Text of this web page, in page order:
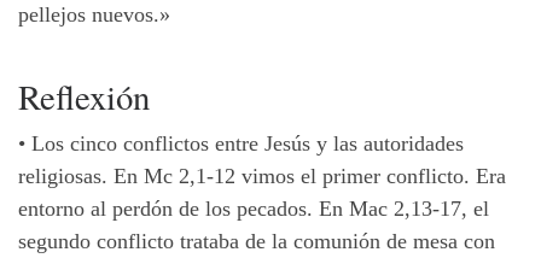
pellejos nuevos.»
Reflexión
• Los cinco conflictos entre Jesús y las autoridades
religiosas. En Mc 2,1-12 vimos el primer conflicto. Era
entorno al perdón de los pecados. En Mac 2,13-17, el
segundo conflicto trataba de la comunión de mesa con